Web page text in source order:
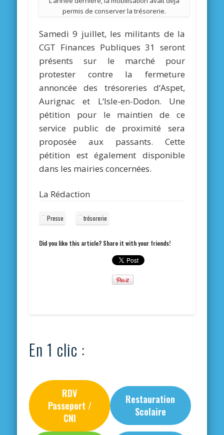
permis de conserver la trésorerie.
Samedi 9 juillet, les militants de la
CGT Finances Publiques 31 seront
présents sur le marché pour
protester contre la fermeture
annoncée des trésoreries d‘Aspet,
Aurignac et L‘Isle-en-Dodon. Une
pétition pour le maintien de ce
service public de proximité sera
proposée aux passants. Cette
pétition est également disponible
dans les mairies concernées.
La Rédaction
Presse trésorerie
Did you like this article? Share it with your friends!
En 1 clic :
RDV
Passeport /
CNI
Restauration
Scolaire